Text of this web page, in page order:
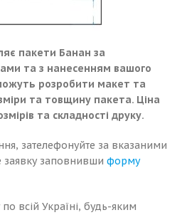
пакети Банан за
та з нанесенням вашого
розробити макет та
та товщину пакета. Ціна
та складності друку.
зателефонуйте за вказаними
заповнивши форму
всій Україні, будь-яким